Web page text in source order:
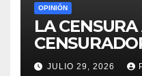
OPINIÓN
LA CENSURA
HORROR!
JULIO 29, 2026